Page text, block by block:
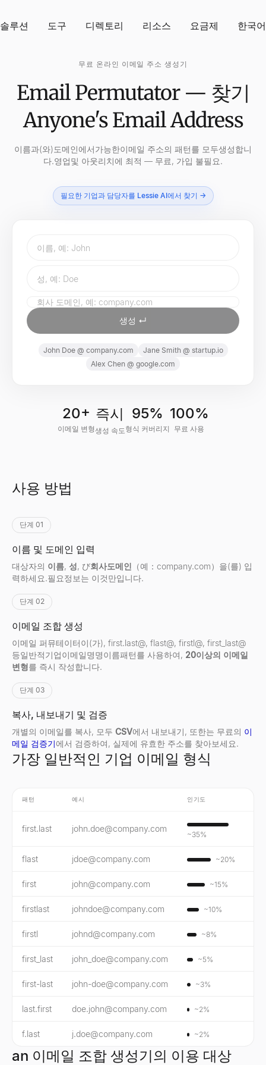
솔루션 도구 디렉토리 리소스 요금제 한국어
무료 온라인 이메일 주소 생성기
Email Permutator — 찾기
Anyone's Email Address
이름과(와)도메인에서가능한이메일 주소의 패턴를 모두생성합니
다.영업및 아웃리치에 최적 — 무료, 가입 불필요.
필요한 기업과 담당자를 Lessie AI에서 찾기 →
생성 ↵
John Doe@ company.com Jane Smith @ startup.io
Alex Chen @ google.com
20+
이메일 변형
즉시
생성 속도
95%
형식 커버리지
100%
무료 사용
사용 방법
단계 01
이름 및 도메인 입력
대상자의 이름, 성, び회사도메인 （예：company.com）을(를) 입
력하세요.필요정보는 이것만입니다.
단계 02
이메일 조합 생성
이메일 퍼뮤테이터이(가), first.last@, flast@, firstl@, first_last@
등일반적기업이메일명명이름패턴를 사용하여, 20이상의 이메일
변형를 즉시 작성합니다.
단계 03
복사, 내보내기 및 검증
개별의 이메일를 복사, 모두 CSV에서 내보내기, 또한는 무료의 이
메일 검증기에서 검증하여, 실제에 유효한 주소를 찾아보세요.
가장 일반적인 기업 이메일 형식
패턴 예시 인기도
first.last john.doe@company.com
~35%
flast jdoe@company.com ~20%
first john@company.com ~15%
firstlast johndoe@company.com ~10%
firstl johnd@company.com ~8%
first_last john_doe@company.com ~5%
first-last john-doe@company.com ~3%
last.first doe.john@company.com ~2%
f.last j.doe@company.com ~2%
an 이메일 조합 생성기의 이용 대상